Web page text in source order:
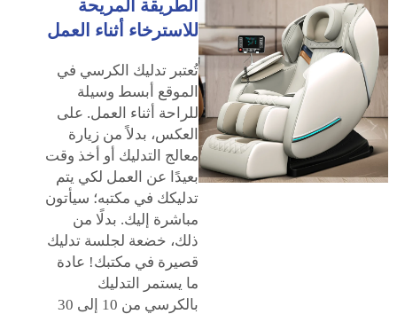
الطريقة المريحة
للاسترخاء أثناء العمل
تُعتبر تدليك الكرسي في
الموقع أبسط وسيلة
للراحة أثناء العمل. على
العكس، بدلاً من زيارة
معالج التدليك أو أخذ وقت
بعيدًا عن العمل لكي يتم
تدليكك في مكتبه؛ سيأتون
مباشرة إليك. بدلًا من
ذلك، خضعة لجلسة تدليك
قصيرة في مكتبك! عادة
ما يستمر التدليك
بالكرسي من 10 إلى 30